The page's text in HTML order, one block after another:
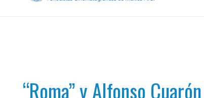
“Roma” y Alfonso